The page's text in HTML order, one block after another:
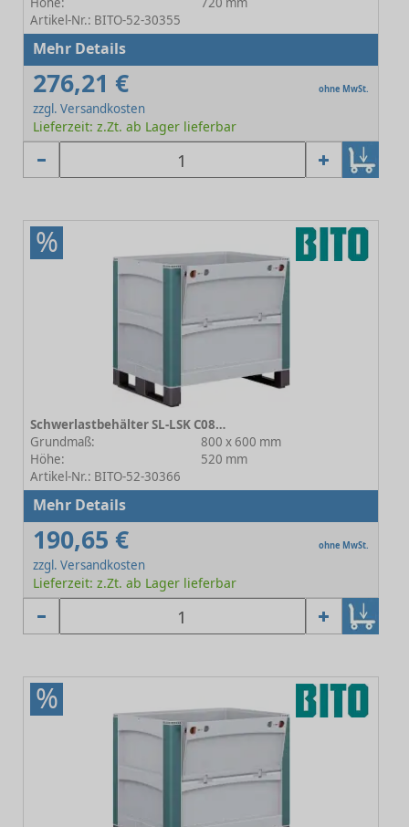
Artikel-Nr.: BITO-52-30355
Mehr Details
276,21 € ohne MwSt.
zzgl. Versandkosten
Lieferzeit: z.Zt. ab Lager lieferbar
%
Schwerlastbehälter SL-LSK C0814-0005
Grundmaß:
800 x 600 mm
Höhe:
520 mm
Artikel-Nr.: BITO-52-30366
Mehr Details
190,65 € ohne MwSt.
zzgl. Versandkosten
Lieferzeit: z.Zt. ab Lager lieferbar
%